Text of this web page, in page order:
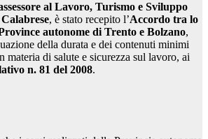
al Lavoro, Turismo e Sviluppo
, è stato recepito l’Accordo tra lo
autonome di Trento e Bolzano,
della durata e dei contenuti minimi
materia di salute e sicurezza sul lavoro, ai
n. 81 del 2008.